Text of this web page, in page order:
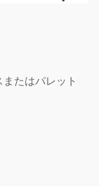
たはパレット